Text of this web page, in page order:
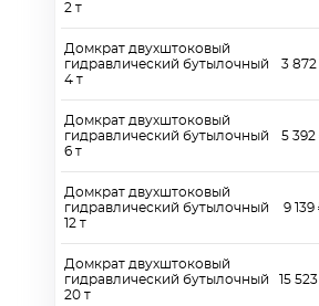
2 т
Домкрат двухштоковый
гидравлический бутылочный
4 т
Домкрат двухштоковый
гидравлический бутылочный
6 т
Домкрат двухштоковый
гидравлический бутылочный
12 т
Домкрат двухштоковый
гидравлический бутылочный
20 т
3 872
5 392
9 139
15